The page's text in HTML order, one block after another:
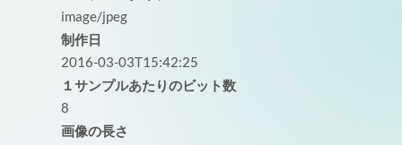
image/jpeg
制作日
2016-03-03T15:42:25
１サンプルあたりのビット数
8
画像の長さ